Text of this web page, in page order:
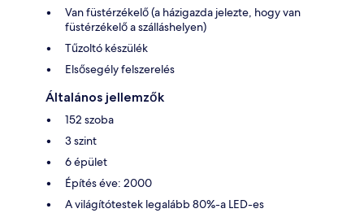
Van füstérzékelő (a házigazda jelezte, hogy van
füstérzékelő a szálláshelyen)
Tűzoltó készülék
Elsősegély felszerelés
Általános jellemzők
152 szoba
3 szint
6 épület
Építés éve: 2000
A világítótestek legalább 80%-a LED-es